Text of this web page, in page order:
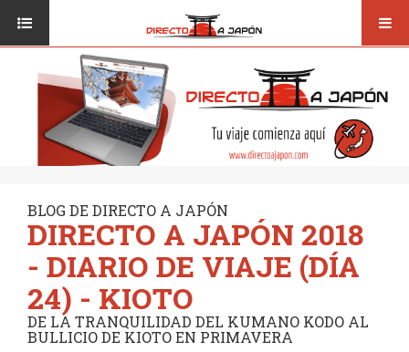
CONSEJOS
DESTINOS
RESTAURANTES
SEGUROS
ISI JAPANESE LANGUAGE SCHOOL
BLOG DE DIRECTO A JAPÓN
DIRECTO A JAPÓN 2018
- DIARIO DE VIAJE (DÍA
24) - KIOTO
DE LA TRANQUILIDAD DEL KUMANO KODO AL
BULLICIO DE KIOTO EN PRIMAVERA
VIAJAR A JAPÓN
VUELOS
TRANSPORTE
DESTINOS
RUTAS / MAPAS
CULTURA
RESTAURANTES